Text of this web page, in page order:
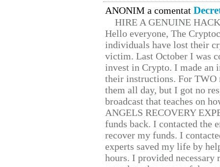
ANONIM a comentat
HIRE A GENUINE
Hello everyone, The
individuals have lost their
victim. Last October I was
invest in Crypto. I made
their instructions. For TWO
them all day, but I got no
broadcast that teaches on
ANGELS RECOVERY
funds back. I contacted the
recover my funds. I
experts saved my life by
hours. I provided